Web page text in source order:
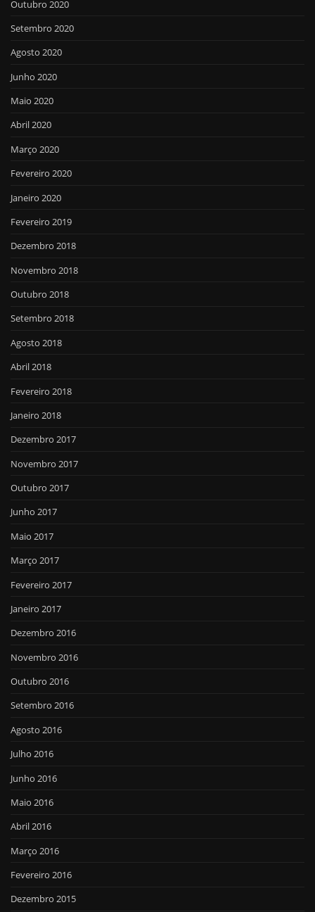
Outubro 2020
Setembro 2020
Agosto 2020
Junho 2020
Maio 2020
Abril 2020
Março 2020
Fevereiro 2020
Janeiro 2020
Fevereiro 2019
Dezembro 2018
Novembro 2018
Outubro 2018
Setembro 2018
Agosto 2018
Abril 2018
Fevereiro 2018
Janeiro 2018
Dezembro 2017
Novembro 2017
Outubro 2017
Junho 2017
Maio 2017
Março 2017
Fevereiro 2017
Janeiro 2017
Dezembro 2016
Novembro 2016
Outubro 2016
Setembro 2016
Agosto 2016
Julho 2016
Junho 2016
Maio 2016
Abril 2016
Março 2016
Fevereiro 2016
Dezembro 2015